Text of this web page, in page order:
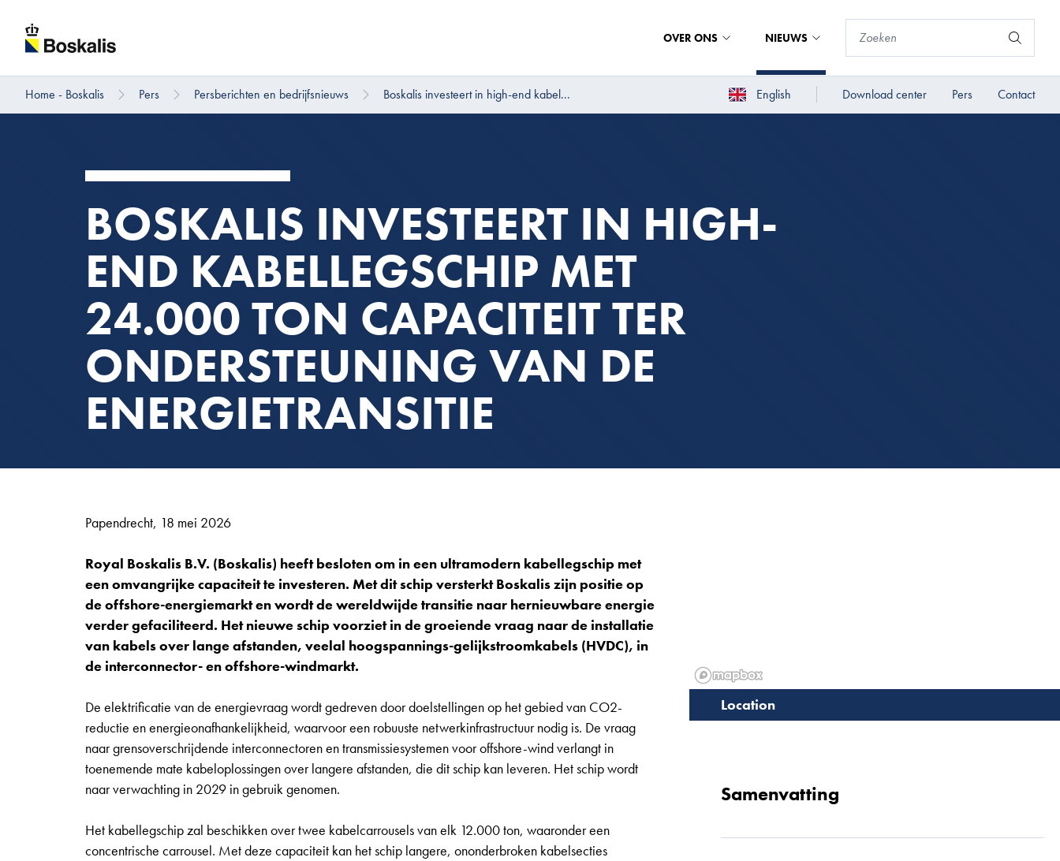
OVER ONS NIEUWS
Home - Boskalis Pers Persberichten en bedrijfsnieuws Boskalis investeert in high-end kabel... English Download center Pers Contact
BOSKALIS INVESTEERT IN HIGH-
END KABELLEGSCHIP MET
24.000 TON CAPACITEIT TER
ONDERSTEUNING VAN DE
ENERGIETRANSITIE
Papendrecht, 18 mei 2026
Royal Boskalis B.V. (Boskalis) heeft besloten om in een ultramodern kabellegschip met
een omvangrijke capaciteit te investeren. Met dit schip versterkt Boskalis zijn positie op
de offshore-energiemarkt en wordt de wereldwijde transitie naar hernieuwbare energie
verder gefaciliteerd. Het nieuwe schip voorziet in de groeiende vraag naar de installatie
van kabels over lange afstanden, veelal hoogspannings-gelijkstroomkabels (HVDC), in
de interconnector- en offshore-windmarkt.
De elektrificatie van de energievraag wordt gedreven door doelstellingen op het gebied van CO2-
reductie en energieonafhankelijkheid, waarvoor een robuuste netwerkinfrastructuur nodig is. De vraag
naar grensoverschrijdende interconnectoren en transmissiesystemen voor offshore-wind verlangt in
toenemende mate kabeloplossingen over langere afstanden, die dit schip kan leveren. Het schip wordt
naar verwachting in 2029 in gebruik genomen.
Het kabellegschip zal beschikken over twee kabelcarrousels van elk 12.000 ton, waaronder een
concentrische carrousel. Met deze capaciteit kan het schip langere, ononderbroken kabelsecties
Samenvatting